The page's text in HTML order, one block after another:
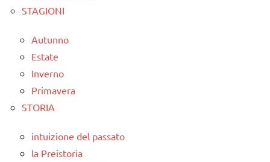
STAGIONI
Autunno
Estate
Inverno
Primavera
STORIA
intuizione del passato
la Preistoria